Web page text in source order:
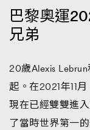
巴黎奧運
兄弟
20歲Alexis
起。在2021年11
現在已經雙雙進
了當時世界第一